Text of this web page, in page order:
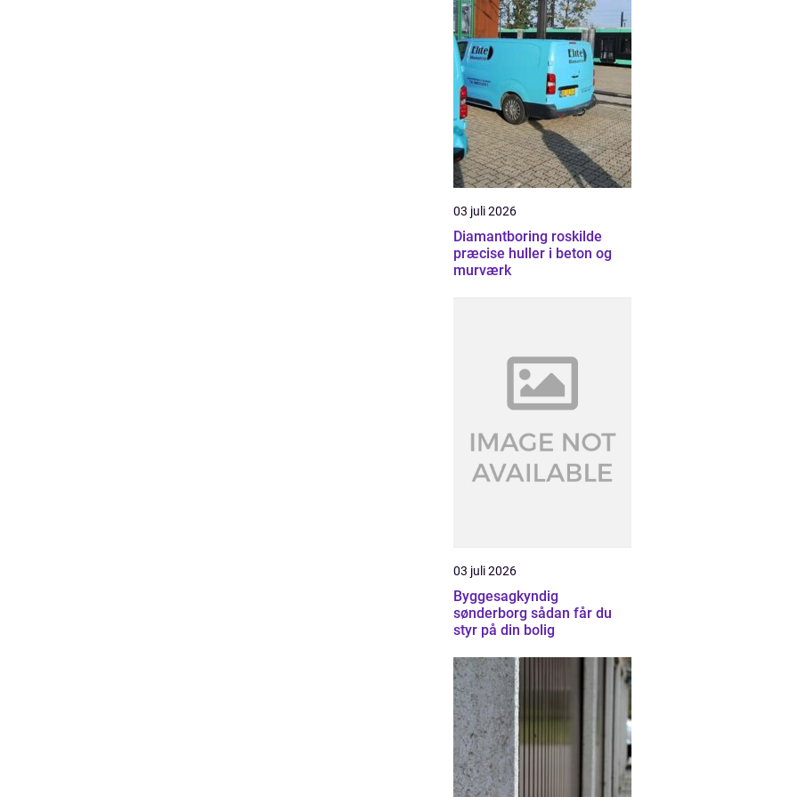
03 juli 2026
Diamantboring roskilde
præcise huller i beton og
murværk
03 juli 2026
Byggesagkyndig
sønderborg sådan får du
styr på din bolig